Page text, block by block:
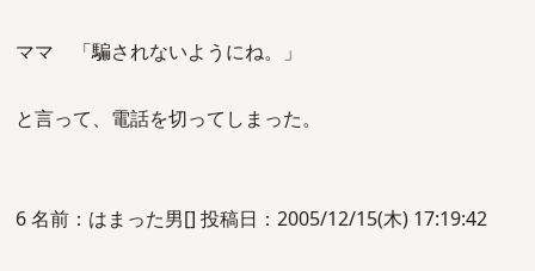
ママ 「騙されないようにね。」
と言って、電話を切ってしまった。
6 名前：はまった男[] 投稿日：2005/12/15(木) 17:19:42